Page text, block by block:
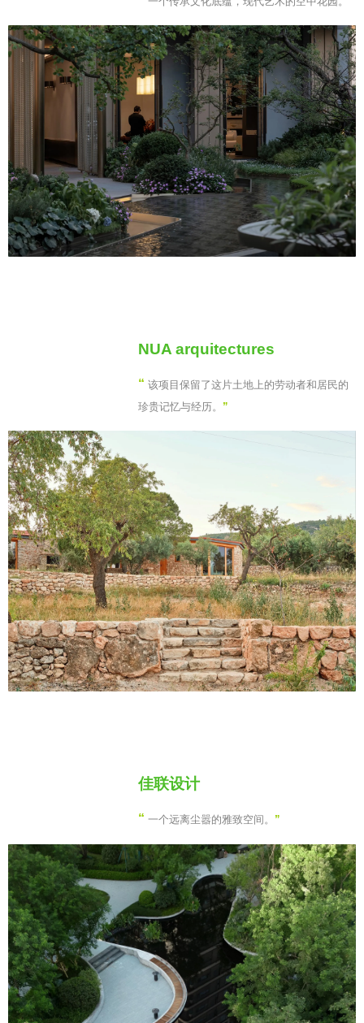
NUA arquitectures
“ 该项目保留了这片土地上的劳动者和居民的
珍贵记忆与经历。 ”
佳联设计
“ 一个远离尘嚣的雅致空间。 ”